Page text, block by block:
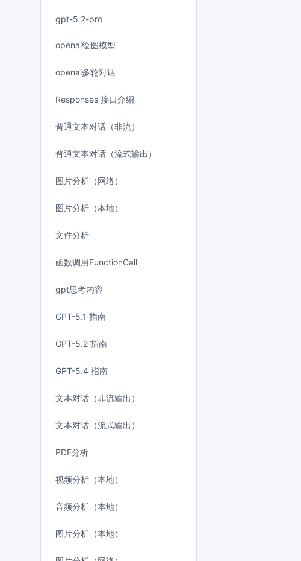
gpt-5.2-pro
openai绘图模型
openai多轮对话
Responses 接口介绍
普通文本对话（非流）
普通文本对话（流式输出）
图片分析（网络）
图片分析（本地）
文件分析
函数调用FunctionCall
gpt思考内容
GPT-5.1 指南
GPT-5.2 指南
GPT-5.4 指南
文本对话（非流输出）
文本对话（流式输出）
PDF分析
视频分析（本地）
音频分析（本地）
图片分析（本地）